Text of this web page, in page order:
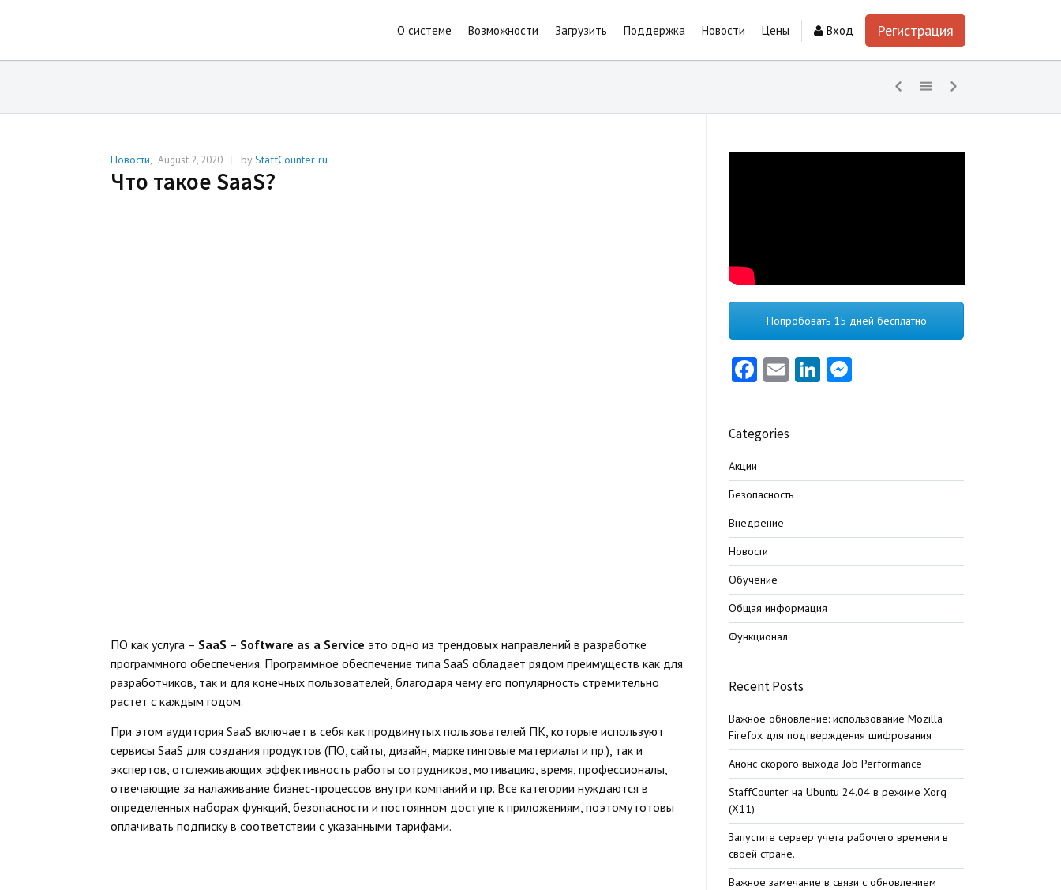
Регистрация
Вход
О системе Возможности Загрузить Поддержка Новости Цены
Новости,August 2, 2020 byStaffCounter ru
Что такое SaaS?
ПО как услуга – SaaS – Software as a Service это одно из трендовых направлений в разработке
программного обеспечения. Программное обеспечение типа SaaS обладает рядом преимуществ как для
разработчиков, так и для конечных пользователей, благодаря чему его популярность стремительно
растет с каждым годом.
При этом аудитория SaaS включает в себя как продвинутых пользователей ПК, которые используют
сервисы SaaS для создания продуктов (ПО, сайты, дизайн, маркетинговые материалы и пр.), так и
экспертов, отслеживающих эффективность работы сотрудников, мотивацию, время, профессионалы,
отвечающие за налаживание бизнес-процессов внутри компаний и пр. Все категории нуждаются в
определенных наборах функций, безопасности и постоянном доступе к приложениям, поэтому готовы
оплачивать подписку в соответствии с указанными тарифами.
Попробовать 15 дней бесплатно
Facebook
EmailLinkedIn
Messenger
Categories
Акции
Безопасность
Внедрение
Новости
Обучение
Общая информация
Функционал
Recent Posts
Важное обновление: использование Mozilla
Firefox для подтверждения шифрования
Анонс скорого выхода Job Performance
StaffСounter на Ubuntu 24.04 в режиме Xorg
(X11)
Запустите сервер учета рабочего времени в
своей стране.
Важное замечание в связи с обновлением